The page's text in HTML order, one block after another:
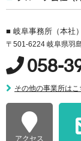
■ 岐阜事務所（本社）
〒501-6224 岐阜県羽
058-
その他の事業所はこ
アクセス